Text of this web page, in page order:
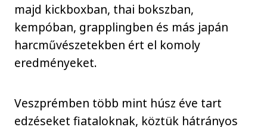
majd kickboxban, thai bokszban,
kempóban, grapplingben és más japán
harcművészetekben ért el komoly
eredményeket.
Veszprémben több mint húsz éve tart
edzéseket fiataloknak, köztük hátrányos